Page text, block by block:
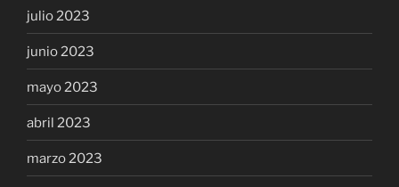
julio 2023
junio 2023
mayo 2023
abril 2023
marzo 2023